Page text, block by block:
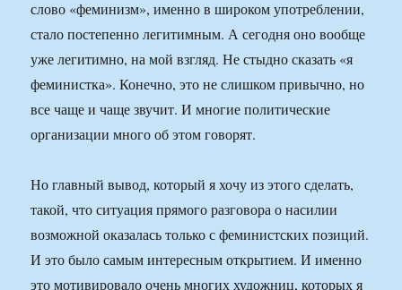
слово «феминизм», именно в широком употреблении,
стало постепенно легитимным. А сегодня оно вообще
уже легитимно, на мой взгляд. Не стыдно сказать «я
феминистка». Конечно, это не слишком привычно, но
все чаще и чаще звучит. И многие политические
организации много об этом говорят.
Но главный вывод, который я хочу из этого сделать,
такой, что ситуация прямого разговора о насилии
возможной оказалась только с феминистских позиций.
И это было самым интересным открытием. И именно
это мотивировало очень многих художниц, которых я